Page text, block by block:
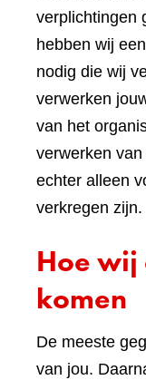
verplichtingen
hebben wij
nodig die wij
verwerken
van het
verwerken
echter alleen
verkregen zijn.
Hoe wij
komen
De meeste
van jou.